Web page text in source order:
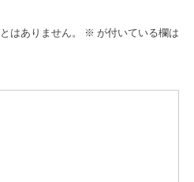
はありません。 ※ が付いている欄は